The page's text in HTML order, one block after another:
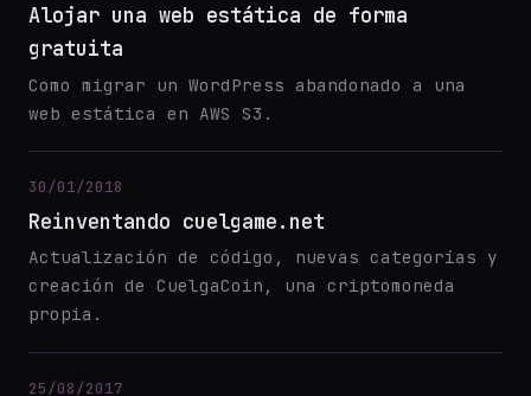
Alojar una web estática de forma
gratuita
Como migrar un WordPress abandonado a una
web estática en AWS S3.
30/01/2018
Reinventando cuelgame.net
Actualización de código, nuevas categorías y
creación de CuelgaCoin, una criptomoneda
propia.
25/08/2017